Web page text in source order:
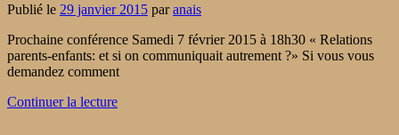
Publié le 29 janvier 2015 paranais
Prochaine conférence Samedi 7 février 2015 à 18h30 « Relations
parents-enfants: et si on communiquait autrement ?» Si vous vous
demandez comment
Continuer la lecture